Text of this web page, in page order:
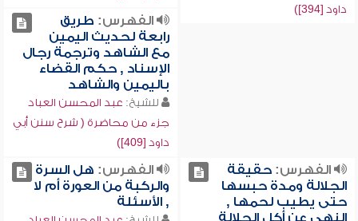
داود [394])
الفهرس: طريق
رابعة لحديث اليمين
مع الشاهد وترجمة رجال
الإسناد , حكم القضاء
باليمين والشاهد
للشيخ: عبد المحسن العباد
جزء من محاضرة ( شرح سنن أبي
داود [409])
الفهرس:حقيقة
الجلالة ومدة حبسها
حتى يطيب لحمها ,
النهي عن أكل الجلالة
الفهرس: هل السرة
والركبة من العورة أم لا
, الأسئلة